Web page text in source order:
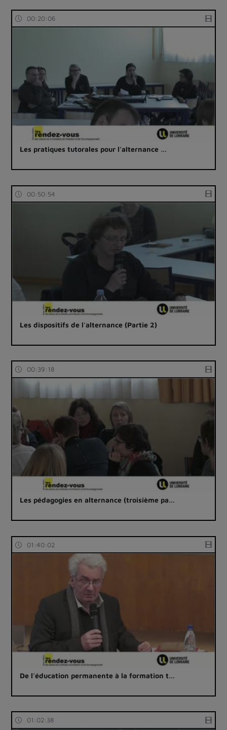
00:20:06
Les pratiques tutorales pour l'alternance …
00:50:54
Les dispositifs de l'alternance (Partie 2)
00:39:18
Les pédagogies en alternance (troisième pa…
01:40:02
De l'éducation permanente à la formation t…
01:02:38